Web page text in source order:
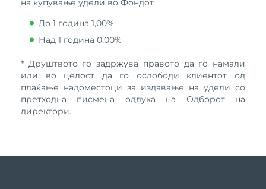
на купување удели во Фондот.
До 1 година 1,00%
Над 1 година 0,00%
* Друштвото го задржува правото да го намали
или во целост да го ослободи клиентот од
плаќање надоместоци за издавање на удели со
претходна писмена одлука на Одборот на
директори.